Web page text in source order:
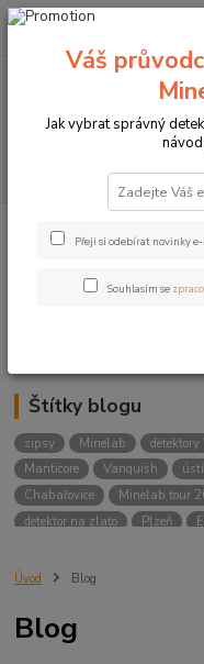
+420774877333
Kategorie blogu
Detektory
Štítky blogu
zipsy Minelab detektory
Manticore
Vanquish
Chabařovice
Minelab tour
detektor na zlato
Plzeň
Sraz detektorářů
ÚSTÍ NAD LABEM
Úvod Blog
Blog
Váš
Jak vybrat správný
Přeji si odebírat novinky
Souhlasím se